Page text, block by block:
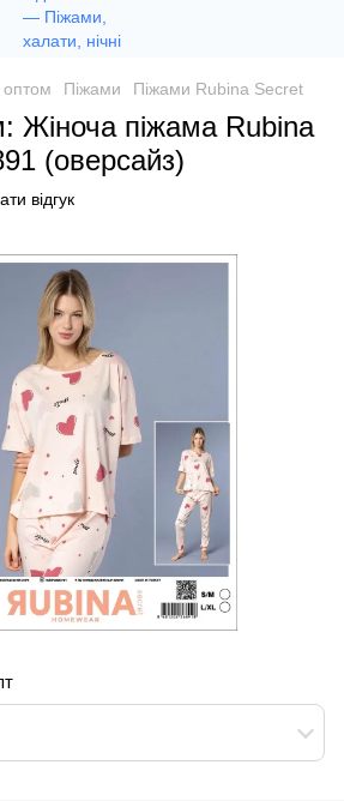
оптом Піжами Піжами Rubina Secret
Жіноча піжама Rubina
(оверсайз)
відгук